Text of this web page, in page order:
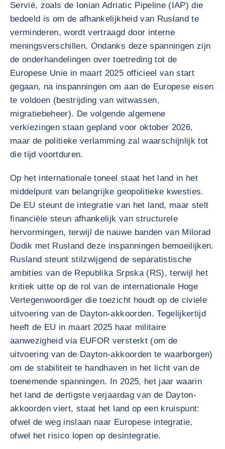
Servië, zoals de Ionian Adriatic Pipeline (IAP) die
bedoeld is om de afhankelijkheid van Rusland te
verminderen, wordt vertraagd door interne
meningsverschillen. Ondanks deze spanningen zijn
de onderhandelingen over toetreding tot de
Europese Unie in maart 2025 officieel van start
gegaan, na inspanningen om aan de Europese eisen
te voldoen (bestrijding van witwassen,
migratiebeheer). De volgende algemene
verkiezingen staan gepland voor oktober 2026,
maar de politieke verlamming zal waarschijnlijk tot
die tijd voortduren.
Op het internationale toneel staat het land in het
middelpunt van belangrijke geopolitieke kwesties.
De EU steunt de integratie van het land, maar stelt
financiële steun afhankelijk van structurele
hervormingen, terwijl de nauwe banden van Milorad
Dodik met Rusland deze inspanningen bemoeilijken.
Rusland steunt stilzwijgend de separatistische
ambities van de Republika Srpska (RS), terwijl het
kritiek uitte op de rol van de internationale Hoge
Vertegenwoordiger die toezicht houdt op de civiele
uitvoering van de Dayton-akkoorden. Tegelijkertijd
heeft de EU in maart 2025 haar militaire
aanwezigheid via EUFOR versterkt (om de
uitvoering van de Dayton-akkoorden te waarborgen)
om de stabiliteit te handhaven in het licht van de
toenemende spanningen. In 2025, het jaar waarin
het land de dertigste verjaardag van de Dayton-
akkoorden viert, staat het land op een kruispunt:
ofwel de weg inslaan naar Europese integratie,
ofwel het risico lopen op desintegratie.